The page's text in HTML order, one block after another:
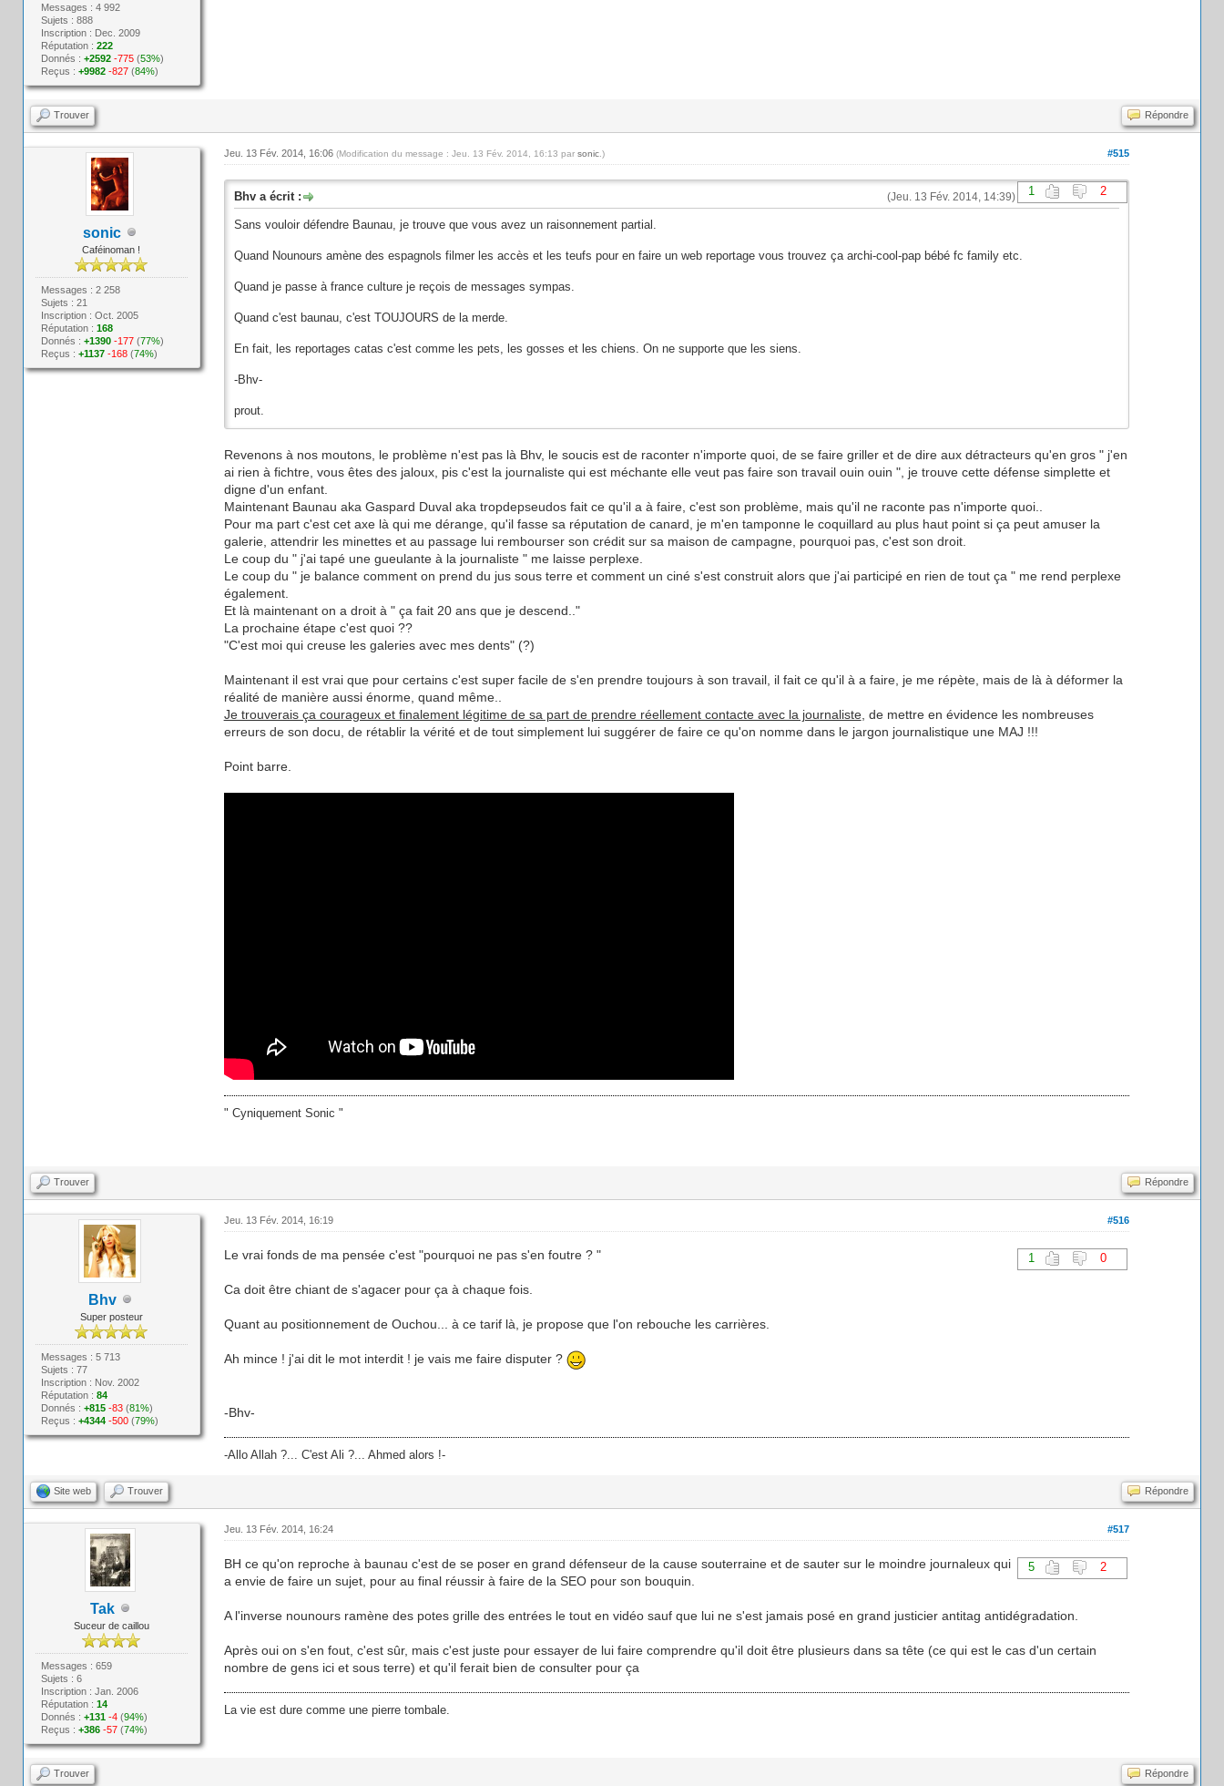
Messages : 4 992
Sujets : 888
Inscription : Dec. 2009
Réputation : 222
Donnés : +2592 -775(53%)
Reçus : +9982 -827(84%)
Trouver Répondre
sonic
Caféinoman !
Messages : 2 258
Sujets : 21
Inscription : Oct. 2005
Réputation : 168
Donnés : +1390 -177(77%)
Reçus : +1137 -168(74%)
#515
Jeu. 13 Fév. 2014, 16:06 (Modification du message : Jeu. 13 Fév. 2014, 16:13 par sonic.)
1 2
(Jeu. 13 Fév. 2014, 14:39)
Bhv a écrit :
Sans vouloir défendre Baunau, je trouve que vous avez un raisonnement partial.
Quand Nounours amène des espagnols filmer les accès et les teufs pour en faire un web reportage vous trouvez ça archi-cool-pap bébé fc family etc.
Quand je passe à france culture je reçois de messages sympas.
Quand c'est baunau, c'est TOUJOURS de la merde.
En fait, les reportages catas c'est comme les pets, les gosses et les chiens. On ne supporte que les siens.
-Bhv-
prout.
Revenons à nos moutons, le problème n'est pas là Bhv, le soucis est de raconter n'importe quoi, de se faire griller et de dire aux détracteurs qu'en gros " j'en
ai rien à fichtre, vous êtes des jaloux, pis c'est la journaliste qui est méchante elle veut pas faire son travail ouin ouin ", je trouve cette défense simplette et
digne d'un enfant.
Maintenant Baunau aka Gaspard Duval aka tropdepseudos fait ce qu'il a à faire, c'est son problème, mais qu'il ne raconte pas n'importe quoi..
Pour ma part c'est cet axe là qui me dérange, qu'il fasse sa réputation de canard, je m'en tamponne le coquillard au plus haut point si ça peut amuser la
galerie, attendrir les minettes et au passage lui rembourser son crédit sur sa maison de campagne, pourquoi pas, c'est son droit.
Le coup du " j'ai tapé une gueulante à la journaliste " me laisse perplexe.
Le coup du " je balance comment on prend du jus sous terre et comment un ciné s'est construit alors que j'ai participé en rien de tout ça " me rend perplexe
également.
Et là maintenant on a droit à " ça fait 20 ans que je descend.."
La prochaine étape c'est quoi ??
"C'est moi qui creuse les galeries avec mes dents" (?)
Maintenant il est vrai que pour certains c'est super facile de s'en prendre toujours à son travail, il fait ce qu'il à a faire, je me répète, mais de là à déformer la
réalité de manière aussi énorme, quand même..
Je trouverais ça courageux et finalement légitime de sa part de prendre réellement contacte avec la journaliste, de mettre en évidence les nombreuses
erreurs de son docu, de rétablir la vérité et de tout simplement lui suggérer de faire ce qu'on nomme dans le jargon journalistique une MAJ !!!
Point barre.
" Cyniquement Sonic "
Trouver Répondre
Bhv
Super posteur
Messages : 5 713
Sujets : 77
Inscription : Nov. 2002
Réputation : 84
Donnés : +815 -83(81%)
Reçus : +4344 -500(79%)
#516
Jeu. 13 Fév. 2014, 16:19
1 0
Le vrai fonds de ma pensée c'est "pourquoi ne pas s'en foutre ? "
Ca doit être chiant de s'agacer pour ça à chaque fois.
Quant au positionnement de Ouchou... à ce tarif là, je propose que l'on rebouche les carrières.
Ah mince ! j'ai dit le mot interdit ! je vais me faire disputer ?
-Bhv-
-Allo Allah ?... C'est Ali ?... Ahmed alors !-
Site web Trouver Répondre
Tak
Suceur de caillou
Messages : 659
Sujets : 6
Inscription : Jan. 2006
Réputation : 14
Donnés : +131 -4(94%)
Reçus : +386 -57(74%)
#517
Jeu. 13 Fév. 2014, 16:24
5 2
BH ce qu'on reproche à baunau c'est de se poser en grand défenseur de la cause souterraine et de sauter sur le moindre journaleux qui
a envie de faire un sujet, pour au final réussir à faire de la SEO pour son bouquin.
A l'inverse nounours ramène des potes grille des entrées le tout en vidéo sauf que lui ne s'est jamais posé en grand justicier antitag antidégradation.
Après oui on s'en fout, c'est sûr, mais c'est juste pour essayer de lui faire comprendre qu'il doit être plusieurs dans sa tête (ce qui est le cas d'un certain
nombre de gens ici et sous terre) et qu'il ferait bien de consulter pour ça
La vie est dure comme une pierre tombale.
Trouver Répondre